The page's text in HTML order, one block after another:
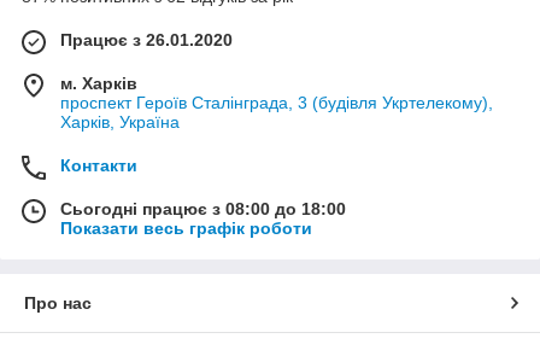
Працює з 26.01.2020
м. Харків
проспект Героїв Сталінграда, 3 (будівля Укртелекому),
Харків, Україна
Контакти
Сьогодні працює з 08:00 до 18:00
Показати весь графік роботи
Про нас